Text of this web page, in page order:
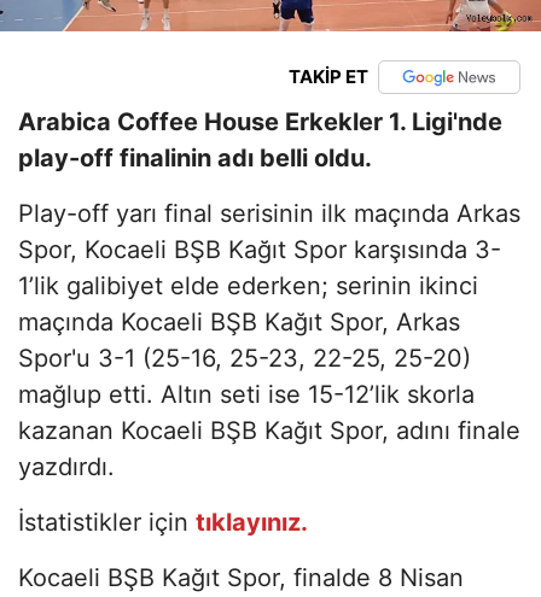
TAKİP ET
Arabica Coffee House Erkekler 1. Ligi'nde
play-off finalinin adı belli oldu.
Play-off yarı final serisinin ilk maçında Arkas
Spor, Kocaeli BŞB Kağıt Spor karşısında 3-
1’lik galibiyet elde ederken; serinin ikinci
maçında Kocaeli BŞB Kağıt Spor, Arkas
Spor'u 3-1 (25-16, 25-23, 22-25, 25-20)
mağlup etti. Altın seti ise 15-12’lik skorla
kazanan Kocaeli BŞB Kağıt Spor, adını finale
yazdırdı.
İstatistikler için tıklayınız.
Kocaeli BŞB Kağıt Spor, finalde 8 Nisan